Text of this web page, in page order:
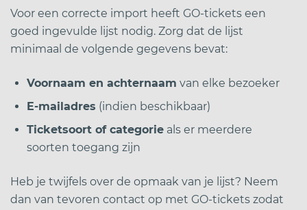
Voor een correcte import heeft GO-tickets een
goed ingevulde lijst nodig. Zorg dat de lijst
minimaal de volgende gegevens bevat:
Voornaam en achternaam van elke bezoeker
E-mailadres (indien beschikbaar)
Ticketsoort of categorie als er meerdere
soorten toegang zijn
Heb je twijfels over de opmaak van je lijst? Neem
dan van tevoren contact op met GO-tickets zodat